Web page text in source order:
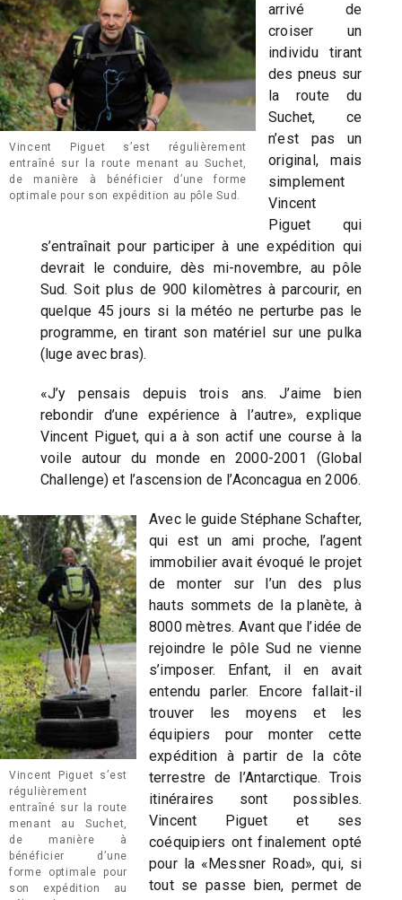
Vincent Piguet s’est régulièrement
entraîné sur la route menant au Suchet,
de manière à bénéficier d’une forme
optimale pour son expédition au pôle Sud.
arrivé de
croiser un
individu tirant
des pneus sur
la route du
Suchet, ce
n’est pas un
original, mais
simplement
Vincent
Piguet qui
s’entraînait pour participer à une expédition qui
devrait le conduire, dès mi-novembre, au pôle
Sud. Soit plus de 900 kilomètres à parcourir, en
quelque 45 jours si la météo ne perturbe pas le
programme, en tirant son matériel sur une pulka
(luge avec bras).
«J’y pensais depuis trois ans. J’aime bien
rebondir d’une expérience à l’autre», explique
Vincent Piguet, qui a à son actif une course à la
voile autour du monde en 2000-2001 (Global
Challenge) et l’ascension de l’Aconcagua en 2006.
Vincent Piguet s’est
régulièrement
entraîné sur la route
menant au Suchet,
de manière à
bénéficier d’une
forme optimale pour
son expédition au
Avec le guide Stéphane Schafter,
qui est un ami proche, l’agent
immobilier avait évoqué le projet
de monter sur l’un des plus
hauts sommets de la planète, à
8000 mètres. Avant que l’idée de
rejoindre le pôle Sud ne vienne
s’imposer. Enfant, il en avait
entendu parler. Encore fallait-il
trouver les moyens et les
équipiers pour monter cette
expédition à partir de la côte
terrestre de l’Antarctique. Trois
itinéraires sont possibles.
Vincent Piguet et ses
coéquipiers ont finalement opté
pour la «Messner Road», qui, si
tout se passe bien, permet de